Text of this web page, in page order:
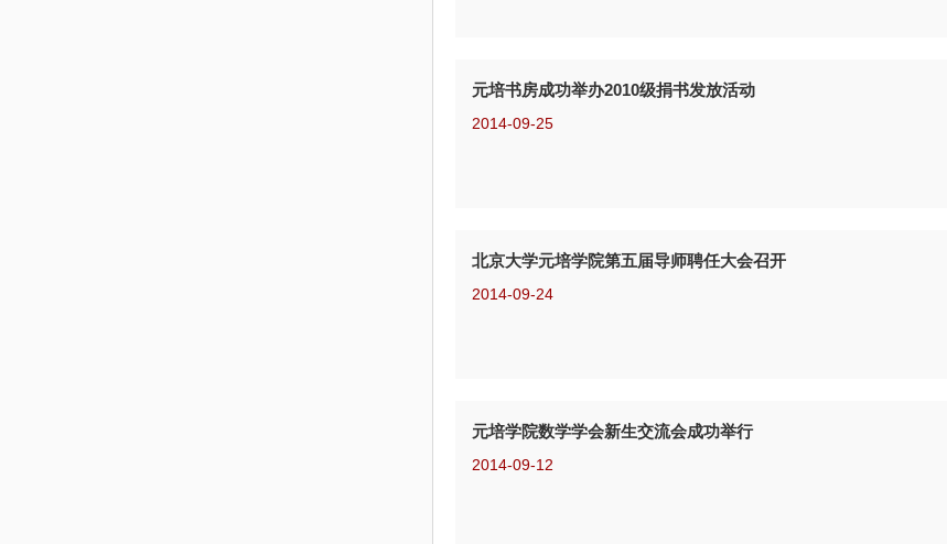
元培书房成功举办2010级捐书发放活动
2014-09-25
北京大学元培学院第五届导师聘任大会召开
2014-09-24
元培学院数学学会新生交流会成功举行
2014-09-12